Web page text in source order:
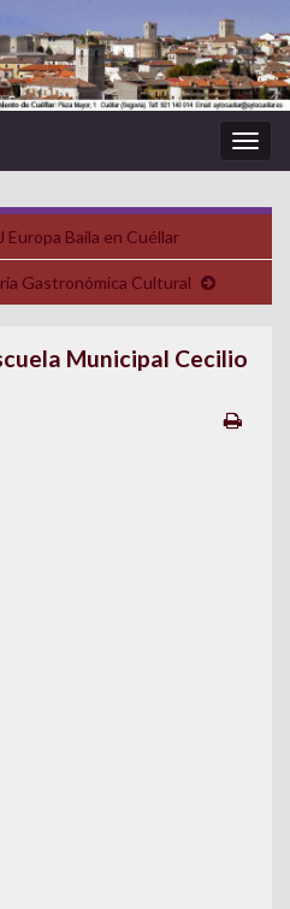
la
Europa Baila en Cuéllar
Gastronómica Cultural
Municipal Cecilio